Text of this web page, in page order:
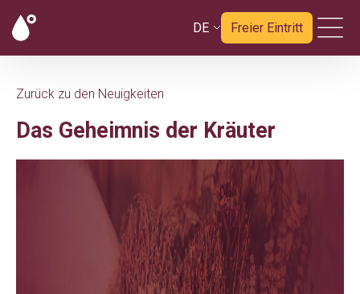
DE Freier Eintritt
Zurück zu den Neuigkeiten
Das Geheimnis der Kräuter